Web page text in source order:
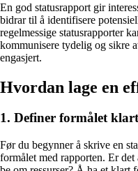
En god statusrapport gir
bidrar til å identifisere
regelmessige statusrapporter
kommunisere tydelig og sikre
engasjert.
Hvordan lage en
1. Definer formålet klart
Før du begynner å skrive en
formålet med rapporten. Er